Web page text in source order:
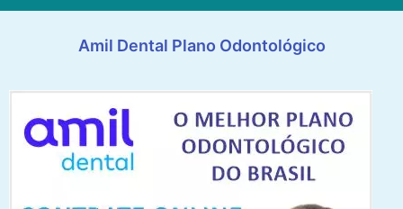
Amil Dental Plano Odontológico